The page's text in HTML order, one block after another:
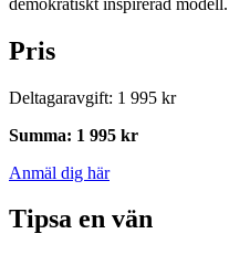
Pris
Deltagaravgift: 1 995 kr
Summa: 1 995 kr
Anmäl dig här
Tipsa en vän